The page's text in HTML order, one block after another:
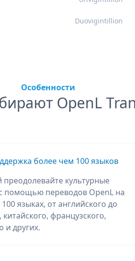
Duovigintillion
Особенности
OpenL
более чем 100 языков
преодолевайте культурные
помощью переводов OpenL на
языках, от английского до
китайского, французского,
и других.